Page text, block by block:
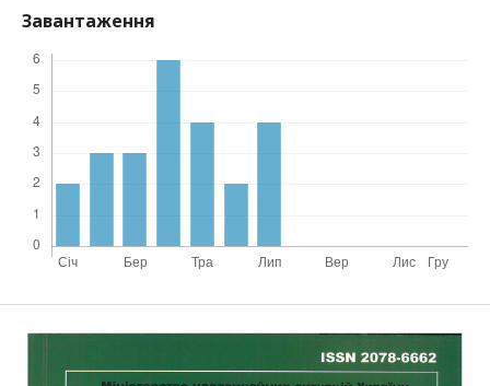
Завантаження